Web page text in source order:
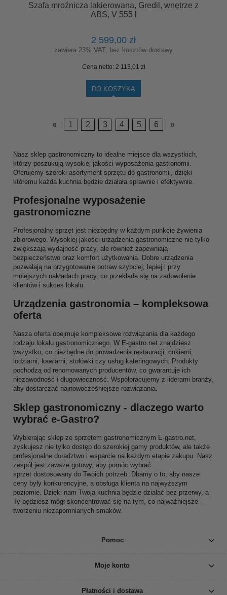
Szafa mroźnicza lakierowana, Gredil, wnętrze z
ABS, V 555 l
2 599,00 zł
zawiera 23% VAT, bez kosztów dostawy
Cena netto: 2 113,01 zł
DO KOSZYKA
« 1 2 3 4 5 6 »
Nasz sklep gastronomiczny to idealne miejsce dla wszystkich,
którzy poszukują wysokiej jakości wyposażenia gastronomii.
Oferujemy szeroki asortyment sprzętu do gastronomii, dzięki
któremu każda kuchnia będzie działała sprawnie i efektywnie.
Profesjonalne wyposażenie
gastronomiczne
Profesjonalny sprzęt jest niezbędny w każdym punkcie żywienia
zbiorowego. Wysokiej jakości urządzenia gastronomiczne nie tylko
zwiększają wydajność pracy, ale również zapewniają
bezpieczeństwo oraz komfort użytkowania. Dobre urządzenia
pozwalają na przygotowanie potraw szybciej, lepiej i przy
mniejszych nakładach pracy, co przekłada się na zadowolenie
klientów i sukces lokalu.
Urządzenia gastronomia – kompleksowa
oferta
Nasza oferta obejmuje kompleksowe rozwiązania dla każdego
rodzaju lokalu gastronomicznego. W E-gastro.net znajdziesz
wszystko, co niezbędne do prowadzenia restauracji, cukierni,
lodziarni, kawiarni, stołówki czy usług kateringowych. Produkty
pochodzą od renomowanych producentów, co gwarantuje ich
niezawodność i długowieczność. Współpracujemy z liderami branży,
aby dostarczać najnowocześniejsze rozwiązania.
Sklep gastronomiczny - dlaczego warto
wybrać e-Gastro?
Wybierając sklep ze sprzętem gastronomicznym E-gastro.net,
zyskujesz nie tylko dostęp do szerokiej gamy produktów, ale także
profesjonalne doradztwo i wsparcie na każdym etapie zakupu. Nasz
zespół jest zawsze gotowy, aby pomóc wybrać
sprzet dostosowany do Twoich potrzeb. Dbamy o to, aby nasze
ceny były konkurencyjne, a obsługa klienta na najwyższym
poziomie. Dzięki nam Twoja kuchnia będzie działać bez przerwy, a
Ty będziesz mógł skoncentrować się na tym, co najważniejsze –
tworzeniu niezapomnianych smaków.
Pomoc
Moje konto
Płatności i dostawa